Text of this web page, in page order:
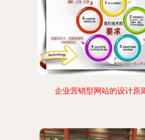
企业营销型网站的设计原